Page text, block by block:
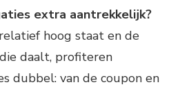
extra aantrekkelijk?
hoog staat en de
daalt, profiteren
dubbel: van de coupon en